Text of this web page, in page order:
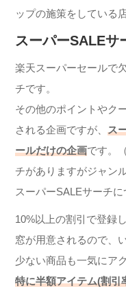
ップの施策をしている
スーパーSALEサ
楽天スーパーセールで
チです。
その他のポイントやク
される企画ですが、 ス
ールだけの企画です。
チがありますがジャン
スーパーSALEサーチ
10%以上の割引で登録
窓が用意されるので、
少ない商品も一気にア
特に半額アイテム(割引